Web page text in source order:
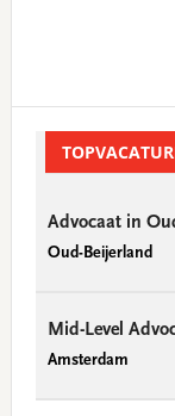
Sidebar
Advocaat in
Oud-Beijerland
Mid-Level
Amsterdam